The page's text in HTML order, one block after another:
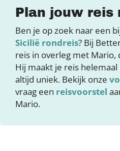
Plan jouw reis
Ben je op zoek naar een
Sicilië rondreis? Bij
reis in overleg met Mario,
Hij maakt je reis
altijd uniek. Bekijk onze
vraag een reisvoorstel
Mario.